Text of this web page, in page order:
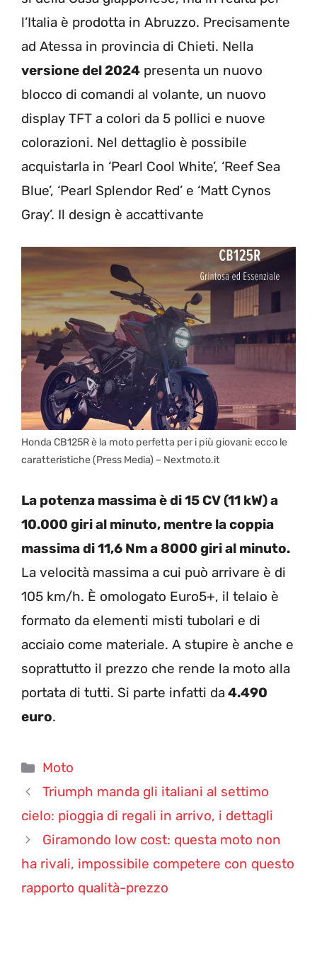
l’Italia è prodotta in Abruzzo. Precisamente
ad Atessa in provincia di Chieti. Nella
versione del 2024 presenta un nuovo
blocco di comandi al volante, un nuovo
display TFT a colori da 5 pollici e nuove
colorazioni. Nel dettaglio è possibile
acquistarla in ‘Pearl Cool White’, ‘Reef Sea
Blue’, ‘Pearl Splendor Red’ e ‘Matt Cynos
Gray’. Il design è accattivante
Honda CB125R è la moto perfetta per i più giovani: ecco le
caratteristiche (Press Media) – Nextmoto.it
La potenza massima è di 15 CV (11 kW) a
10.000 giri al minuto, mentre la coppia
massima di 11,6 Nm a 8000 giri al minuto.
La velocità massima a cui può arrivare è di
105 km/h. È omologato Euro5+, il telaio è
formato da elementi misti tubolari e di
acciaio come materiale. A stupire è anche e
soprattutto il prezzo che rende la moto alla
portata di tutti. Si parte infatti da4.490
euro.
Categorie
Moto
Triumph manda gli italiani al settimo
cielo: pioggia di regali in arrivo, i dettagli
Giramondo low cost: questa moto non
ha rivali, impossibile competere con questo
rapporto qualità-prezzo